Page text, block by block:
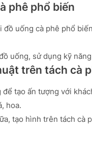
phê phổ biến
uống cà phê phổ
uống, sử dụng kỹ
trên tách cà
tạo ấn tượng với
hoa.
tạo hình trên tách cà